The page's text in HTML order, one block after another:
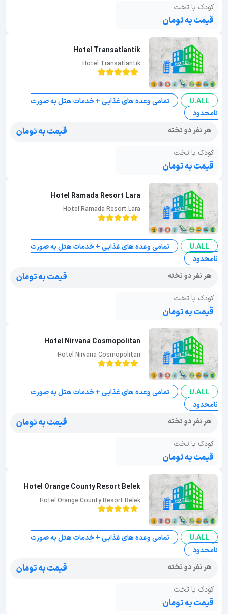
کودک با تخت
قیمت به تومان
Hotel Transatlantik
Hotel Transatlantik
U.ALL
تمامی وعده های غذایی + خدمات هتل به صورت
نامحدود
هر نفر دو تخته
قیمت به تومان
کودک با تخت
قیمت به تومان
Hotel Ramada Resort Lara
Hotel Ramada Resort Lara
U.ALL
تمامی وعده های غذایی + خدمات هتل به صورت
نامحدود
هر نفر دو تخته
قیمت به تومان
کودک با تخت
قیمت به تومان
Hotel Nirvana Cosmopolitan
Hotel Nirvana Cosmopolitan
U.ALL
تمامی وعده های غذایی + خدمات هتل به صورت
نامحدود
هر نفر دو تخته
قیمت به تومان
کودک با تخت
قیمت به تومان
Hotel Orange County Resort Belek
Hotel Orange County Resort Belek
U.ALL
تمامی وعده های غذایی + خدمات هتل به صورت
نامحدود
هر نفر دو تخته
قیمت به تومان
کودک با تخت
قیمت به تومان